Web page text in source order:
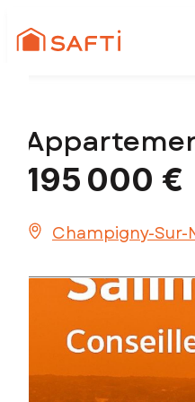
195 000 €
Champigny-Sur-